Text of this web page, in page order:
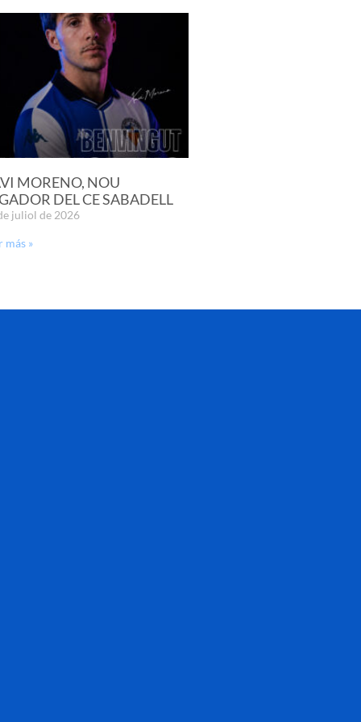
MORENO, NOU
DEL CE SABADELL
juliol de 2026
más »